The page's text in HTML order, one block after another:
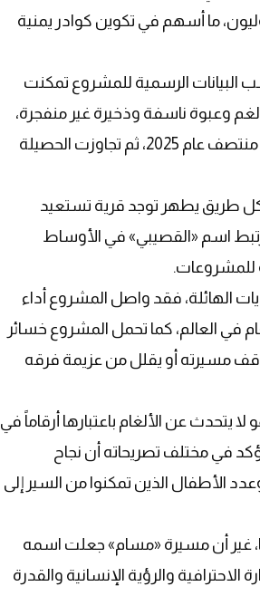
ما أسهم في تكوين كوادر يمنية
البيانات الرسمية للمشروع تمكنت
منذ انطلاقته في منتصف عام 2018 من انتزاع وتدمير أكثر من 500 ألف لغم وعبوة ناسفة وذخيرة غير منفجرة،
مع تطهير ما يزيد على 67 مليون متر مربع من الأراضي اليمنية الملوثة بالألغام بحلول منتصف عام 2025، ثم تجاوزت الحصيلة
كل طريق يطهر توجد قرية تستعيد
اسم «القصيبي» في الأوساط
للمشروعات.
الهائلة، فقد واصل المشروع أداء
في العالم، كما تحمل المشروع خسائر
ذلك لم يوقف مسيرته أو يقلل من عزيمة فرقه
يتحدث عن الألغام باعتبارها أرقاماً في
في مختلف تصريحاته أن نجاح
الأطفال الذين تمكنوا من السير إلى
غير أن مسيرة «مسام» جعلت اسمه
والرؤية الإنسانية والقدرة